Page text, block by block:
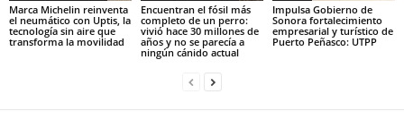
Marca Michelin reinventa
el neumático con Uptis, la
tecnología sin aire que
transforma la movilidad
Encuentran el fósil más
completo de un perro:
vivió hace 30 millones de
años y no se parecía a
ningún cánido actual
Impulsa Gobierno de
Sonora fortalecimiento
empresarial y turístico de
Puerto Peñasco: UTPP